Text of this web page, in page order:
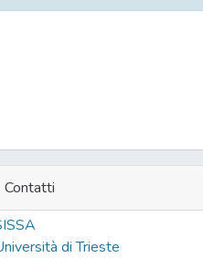
Contatti
di Trieste